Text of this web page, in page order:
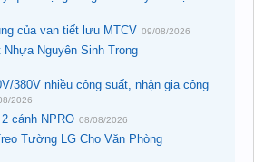
của van tiết lưu MTCV 09/08/2026
Nguyên Sinh Trong
380V nhiều công suất, nhận gia công
2026
cánh NPRO 08/08/2026
Tường LG Cho Văn Phòng